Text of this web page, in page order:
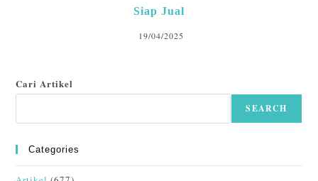
Siap Jual
19/04/2025
Cari Artikel
SEARCH
Categories